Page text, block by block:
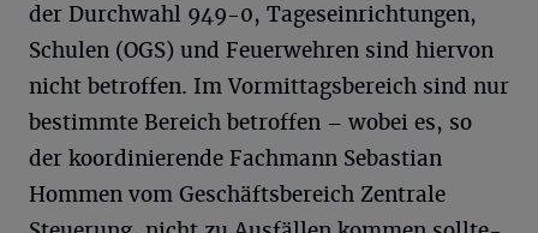
der Durchwahl 949-0, Tageseinrichtungen,
Schulen (OGS) und Feuerwehren sind hiervon
nicht betroffen. Im Vormittagsbereich sind nur
bestimmte Bereich betroffen – wobei es, so
der koordinierende Fachmann Sebastian
Hommen vom Geschäftsbereich Zentrale